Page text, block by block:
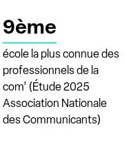
9ème
école la plus connue des
professionnels de la
com’ (Étude 2025
Association Nationale
des Communicants)